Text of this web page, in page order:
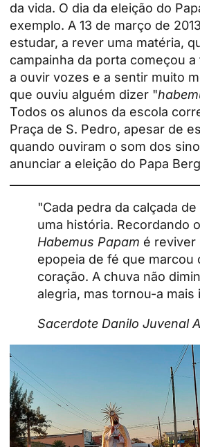
da vida. O dia da eleição do
exemplo. A 13 de março de
estudar, a rever uma matéria,
campainha da porta começou
a ouvir vozes e a sentir muito
que ouviu alguém dizer "
Todos os alunos da escola
Praça de S. Pedro, apesar de
quando ouviram o som dos
anunciar a eleição do Papa
"Cada pedra da calçada de
uma história. Recordando
Habemus Papam é reviver
epopeia de fé que marcou
coração. A chuva não
alegria, mas tornou-a mais
Sacerdote Danilo Juvenal